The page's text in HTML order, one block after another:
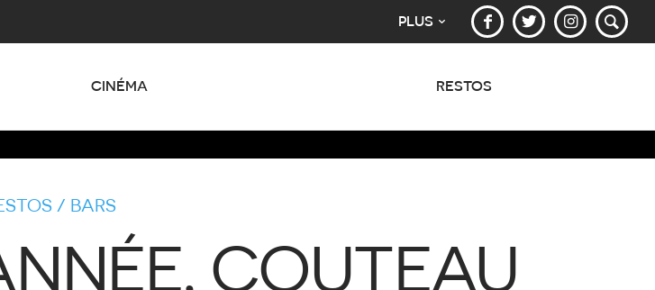
PLUS
CINÉMA RESTOS
/ BARS
COUTEAU